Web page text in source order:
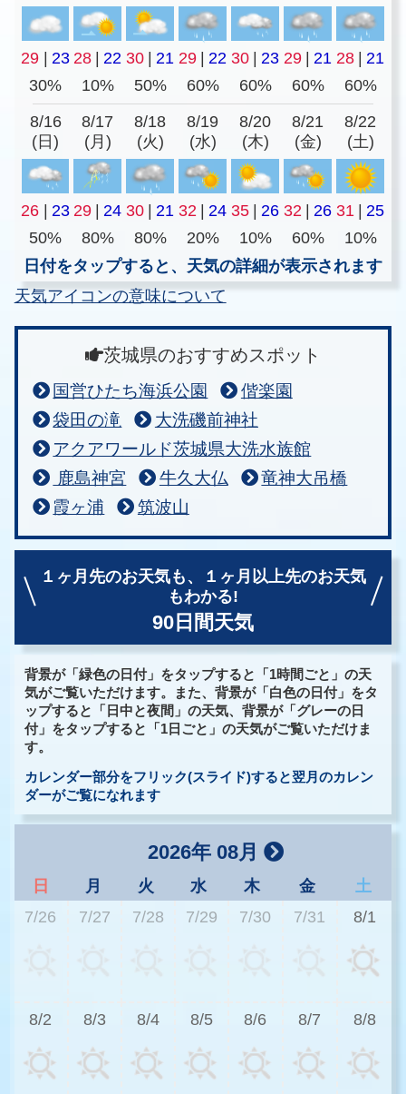
29 23 28 22 30 21 29 22 30 23 29 21 28
21
30%
10% 50% 60% 60% 60% 60%
8/16
(日)
8/17
(月)
8/18
(火)
8/19
(水)
8/20
(木)
8/21
(金)
8/22
(土)
26 23 29 24 30 21 32 24 35 26 32 26 31
25
50%
80% 80% 20% 10% 60%
10%
日付をタップすると、天気の詳細が表示されます
天気アイコンの意味について
茨城県のおすすめスポット
国営ひたち海浜公園
偕楽園
袋田の滝
大洗磯前神社
アクアワールド茨城県大洗水族館
鹿島神宮
牛久大仏
竜神大吊橋
霞ヶ浦
筑波山
１ヶ月先のお天気も、
１ヶ月以上先のお天気
もわかる!
90日間天気
背景が「緑色の日付」をタップすると「1時間ごと」の天
気がご覧いただけます。また、背景が「白色の日付」をタ
ップすると「日中と夜間」の天気、背景が「グレーの日
付」をタップすると「1日ごと」の天気がご覧いただけま
す。
カレンダー部分をフリック(スライド)すると翌月のカレン
ダーがご覧になれます
2026年 08月
日 月 火 水 木 金
土
7/26
7/27 7/28 7/29 7/30 7/31 8/1
8/2 8/3 8/4 8/5 8/6 8/7 8/8